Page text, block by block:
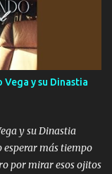
feliz y muy
es lo que me
pregunta que
Y ya borracho
palabras así
mucho que
y emocionado por
y su Dinastia
y su Dinastia
esperar más tiempo
por mirar esos ojitos